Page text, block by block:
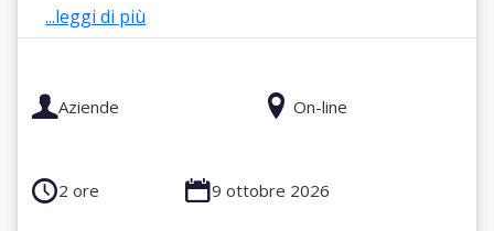
...leggi di più
Aziende On-line
2 ore 9 ottobre 2026